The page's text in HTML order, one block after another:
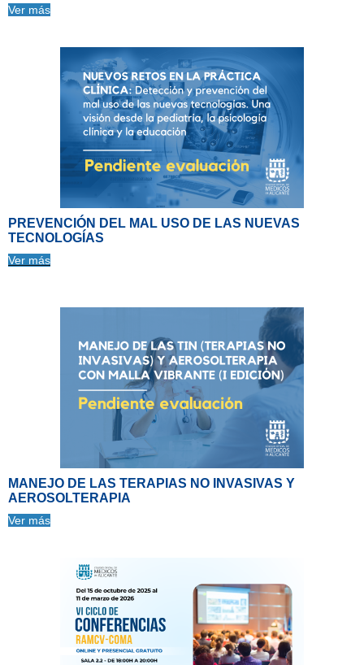
Ver más
PREVENCIÓN DEL MAL USO DE LAS NUEVAS
TECNOLOGÍAS
Ver más
MANEJO DE LAS TERAPIAS NO INVASIVAS Y
AEROSOLTERAPIA
Ver más